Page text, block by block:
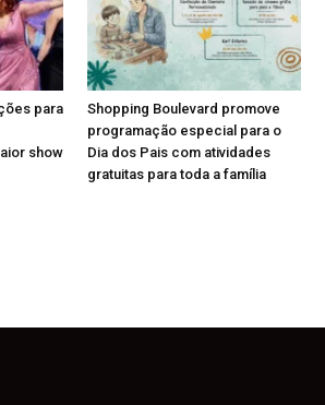
para
show
Shopping Boulevard promove
programação especial para o
Dia dos Pais com atividades
gratuitas para toda a família